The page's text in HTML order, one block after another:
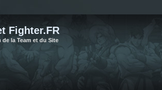
Fighter.FR
de la Team et du Site